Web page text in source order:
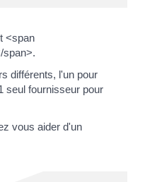
<span
span>.
différents, l'un pour
seul fournisseur pour
vous aider d'un